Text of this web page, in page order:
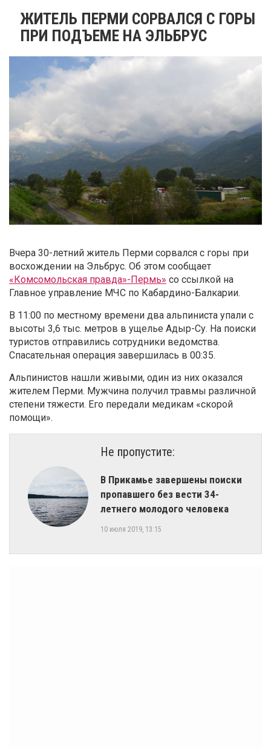
​ЖИТЕЛЬ ПЕРМИ СОРВАЛСЯ С ГОРЫ
ПРИ ПОДЪЕМЕ НА ЭЛЬБРУС
Вчера 30-летний житель Перми сорвался с горы при
восхождении на Эльбрус. Об этом сообщает
«Комсомольская правда»-Пермь» со ссылкой на
Главное управление МЧС по Кабардино-Балкарии.
В 11:00 по местному времени два альпиниста упали с
высоты 3,6 тыс. метров в ущелье Адыр-Су. На поиски
туристов отправились сотрудники ведомства.
Спасательная операция завершилась в 00:35.
Альпинистов нашли живыми, один из них оказался
жителем Перми. Мужчина получил травмы различной
степени тяжести. Его передали медикам «скорой
помощи».
Не пропустите:
​В Прикамье завершены поиски
пропавшего без вести 34-
летнего молодого человека
10 июля 2019, 13:15